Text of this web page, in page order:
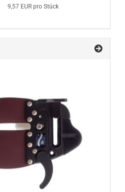
9,57 EUR pro Stück